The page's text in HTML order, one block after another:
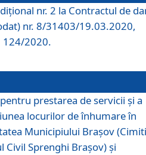
nr. 2 la Contractul de
nr. 8/31403/19.03.2020,
124/2020.
prestarea de servicii şi a
locurilor de înhumare în
Municipiului Braşov
Sprenghi Braşov) şi